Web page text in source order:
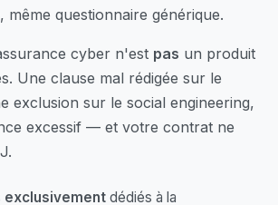
même questionnaire générique.
cyber n'est pas un produit
Une clause mal rédigée sur le
exclusion sur le social engineering,
excessif — et votre contrat ne
exclusivement dédiés à la